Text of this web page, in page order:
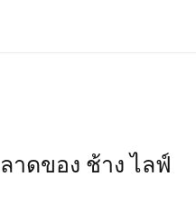
s
าดของ ช้าง ไลฟ์